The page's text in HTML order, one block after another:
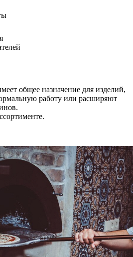
общее назначение для изделий,
работу или расширяют